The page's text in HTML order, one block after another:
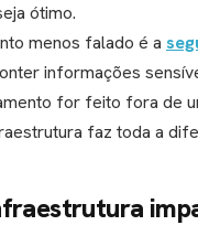
ótimo.
menos falado é a
informações
for feito fora de
faz toda a